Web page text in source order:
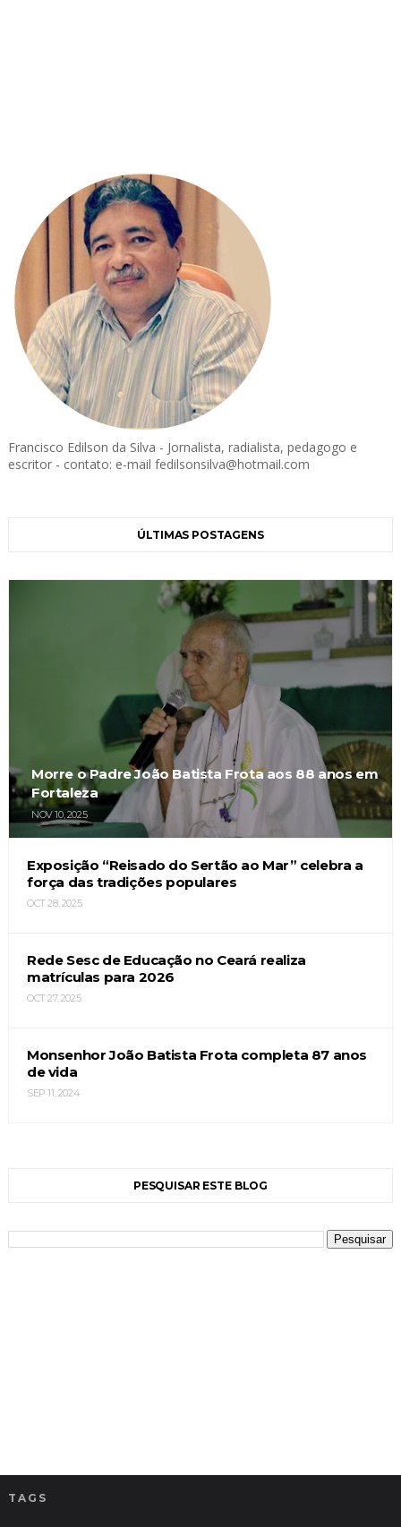
Francisco Edilson da Silva - Jornalista, radialista, pedagogo e
escritor - contato: e-mail fedilsonsilva@hotmail.com
ÚLTIMAS POSTAGENS
Morre o Padre João Batista Frota aos 88 anos em
Fortaleza
NOV 10, 2025
Exposição “Reisado do Sertão ao Mar” celebra a
força das tradições populares
OCT 28, 2025
Rede Sesc de Educação no Ceará realiza
matrículas para 2026
OCT 27, 2025
Monsenhor João Batista Frota completa 87 anos
de vida
SEP 11, 2024
PESQUISAR ESTE BLOG
TAGS